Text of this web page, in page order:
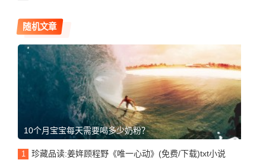
随机文章
10个月宝宝每天需要喝多少奶粉？
珍藏品读:姜姩顾程野《唯一心动》(免费/下载)txt小说